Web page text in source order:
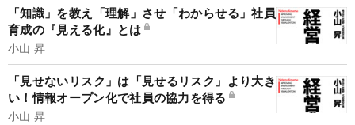
「知識」を教え「理解」させ「わからせる」社員
育成の『見える化』とは
小山 昇
「見せないリスク」は「見せるリスク」より大き
い！情報オープン化で社員の協力を得る
小山 昇